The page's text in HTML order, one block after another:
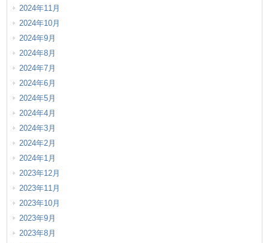
2024年11月
2024年10月
2024年9月
2024年8月
2024年7月
2024年6月
2024年5月
2024年4月
2024年3月
2024年2月
2024年1月
2023年12月
2023年11月
2023年10月
2023年9月
2023年8月